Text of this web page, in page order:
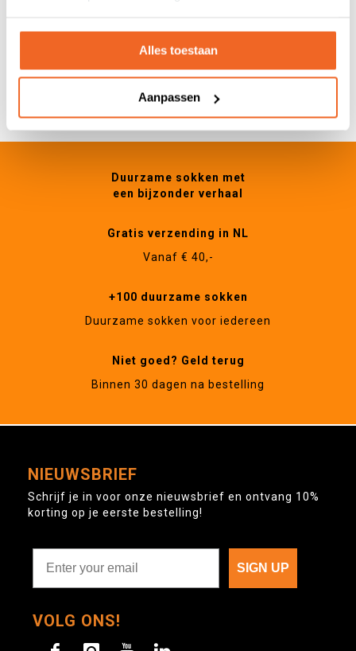
Alles toestaan
Aanpassen
Cadeaus
Duurzame sokken met
een bijzonder verhaal
Gratis verzending in NL
Vanaf € 40,-
+100 duurzame sokken
Duurzame sokken voor iedereen
Niet goed? Geld terug
Binnen 30 dagen na bestelling
NIEUWSBRIEF
Schrijf je in voor onze nieuwsbrief en ontvang 10%
korting op je eerste bestelling!
SIGN UP
VOLG ONS!